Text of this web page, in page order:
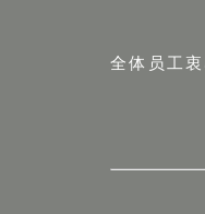
全体员工